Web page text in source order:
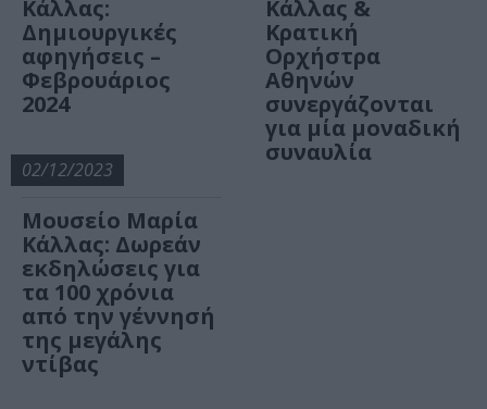
Κάλλας:
Δημιουργικές
αφηγήσεις –
Φεβρουάριος
2024
Κάλλας &
Κρατική
Ορχήστρα
Αθηνών
συνεργάζονται
για μία μοναδική
συναυλία
02/12/2023
Μουσείο Μαρία
Κάλλας: Δωρεάν
εκδηλώσεις για
τα 100 χρόνια
από την γέννησή
της μεγάλης
ντίβας